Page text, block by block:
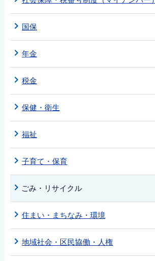
国保
年金
税金
保健・衛生
福祉
子育て・保育
ごみ・リサイクル
住まい・まちなみ・環境
地域社会・区民協働・人権